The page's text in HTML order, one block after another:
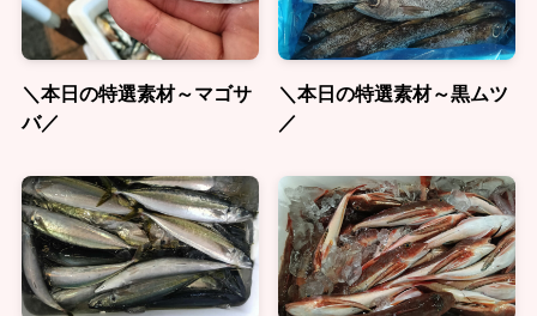
＼本日の特選素材～マゴサ
バ／
＼本日の特選素材～黒ムツ
／